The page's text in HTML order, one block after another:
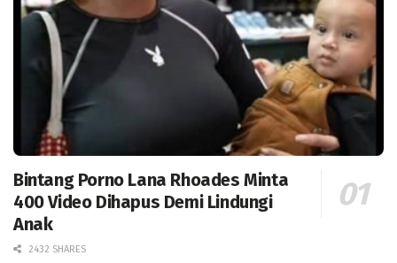
Bintang Porno Lana Rhoades Minta
400 Video Dihapus Demi Lindungi
Anak
2432 SHARES